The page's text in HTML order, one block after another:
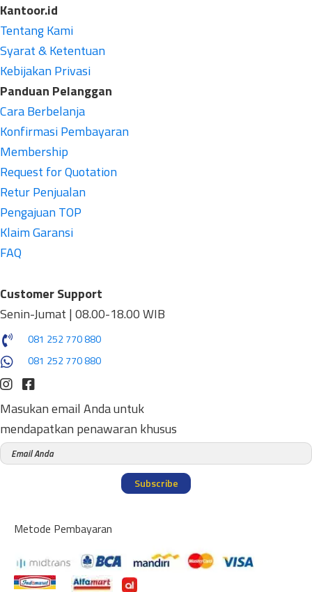
Kantoor.id
Tentang Kami
Syarat & Ketentuan
Kebijakan Privasi
Panduan Pelanggan
Cara Berbelanja
Konfirmasi Pembayaran
Membership
Request for Quotation
Retur Penjualan
Pengajuan TOP
Klaim Garansi
FAQ
Customer Support
Senin-Jumat | 08.00-18.00 WIB
081 252 770 880
081 252 770 880
Masukan email Anda untuk
mendapatkan penawaran khusus
Subscribe